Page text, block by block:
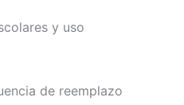
y uso
de reemplazo